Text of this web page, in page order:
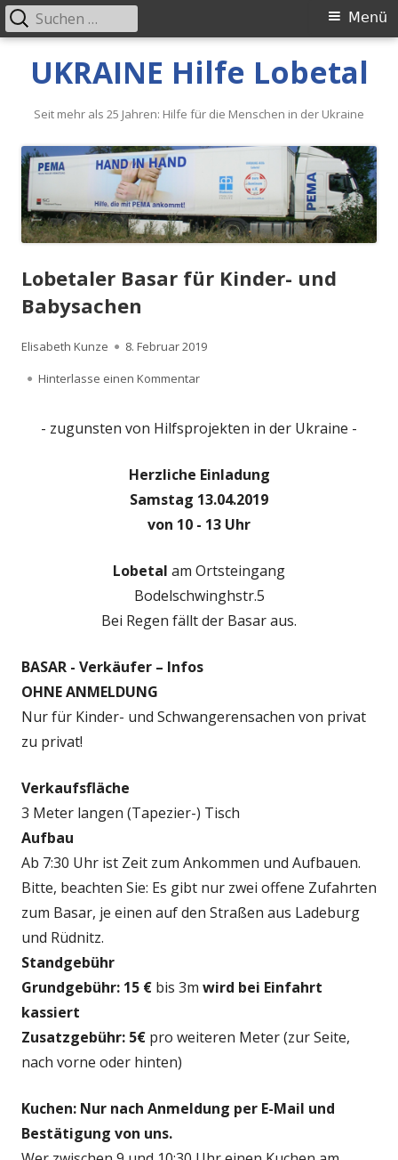
UKRAINE Hilfe Lobetal
Seit mehr als 25 Jahren: Hilfe für die Menschen in der Ukraine
Primäres
Menü
Menü
Suche
nach:
Lobetaler Basar für Kinder- und
Babysachen
Autor
Elisabeth Kunze
Veröffentlicht
am
8. Februar 2019
Hinterlasse einen Kommentarzu Lobetaler Basar für Kinder- und
- zugunsten von Hilfsprojekten in der Ukraine -
Herzliche Einladung
Samstag 13.04.2019
von 10 - 13 Uhr
Lobetal am Ortsteingang
Bodelschwinghstr.5
Bei Regen fällt der Basar aus.
BASAR - Verkäufer – Infos
OHNE ANMELDUNG
Nur für Kinder- und Schwangerensachen von privat
zu privat!
Verkaufsfläche
3 Meter langen (Tapezier-) Tisch
Aufbau
Ab 7:30 Uhr ist Zeit zum Ankommen und Aufbauen.
Bitte, beachten Sie: Es gibt nur zwei offene Zufahrten
zum Basar, je einen auf den Straßen aus Ladeburg
und Rüdnitz.
Standgebühr
Grundgebühr: 15 € bis 3m wird bei Einfahrt
kassiert
Zusatzgebühr: 5€ pro weiteren Meter (zur Seite,
nach vorne oder hinten)
Kuchen: Nur nach Anmeldung per E-Mail und
Bestätigung von uns.